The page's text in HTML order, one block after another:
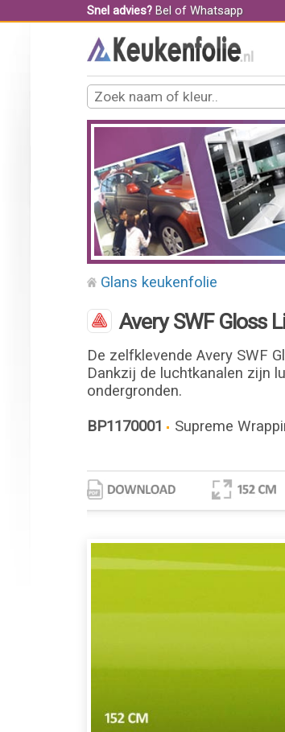
Snel advies? Belof Whatsapp
Glans keukenfolie
Avery SWF Gloss
De zelfklevende Avery SWF
Dankzij de luchtkanalen zijn
ondergronden.
BP1170001
Supreme